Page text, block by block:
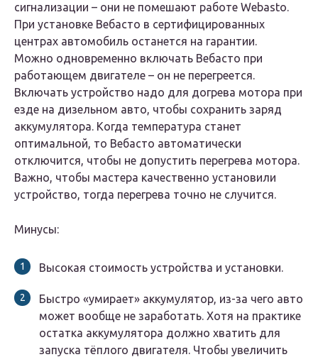
сигнализации – они не помешают работе Webasto.
При установке Вебасто в сертифицированных
центрах автомобиль останется на гарантии.
Можно одновременно включать Вебасто при
работающем двигателе – он не перегреется.
Включать устройство надо для догрева мотора при
езде на дизельном авто, чтобы сохранить заряд
аккумулятора. Когда температура станет
оптимальной, то Вебасто автоматически
отключится, чтобы не допустить перегрева мотора.
Важно, чтобы мастера качественно установили
устройство, тогда перегрева точно не случится.
Минусы:
Высокая стоимость устройства и установки.
Быстро «умирает» аккумулятор, из-за чего авто
может вообще не заработать. Хотя на практике
остатка аккумулятора должно хватить для
запуска тёплого двигателя. Чтобы увеличить